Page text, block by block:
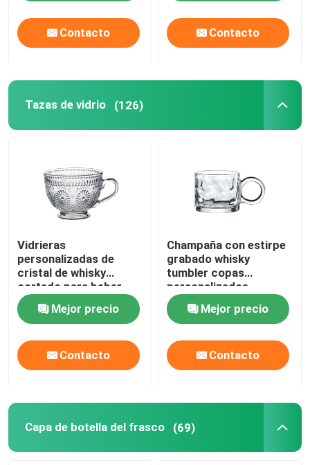
Contacto Contacto
Tazas de vidrio (126)
Vidrieras
personalizadas de
cristal de whisky
cortado para beber
jugo de frutas
Mejor precio
Contacto
Champaña con estirpe
grabado whisky
tumbler copas
personalizados
Mejor precio
Contacto
Capa de botella del frasco (69)